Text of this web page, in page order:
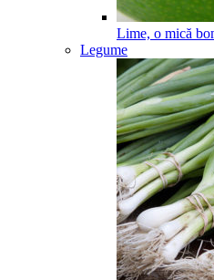
Lime, o mică
Legume